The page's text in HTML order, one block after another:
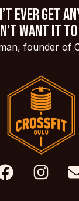
ever get
want it
founder of